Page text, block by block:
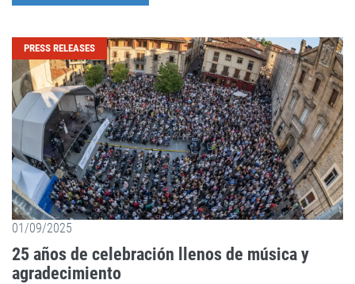
PRESS RELEASES
01/09/2025
25 años de celebración llenos de música y
agradecimiento